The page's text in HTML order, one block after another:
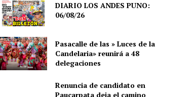
DIARIO LOS ANDES PUNO:
06/08/26
Pasacalle de las » Luces de la
Candelaria» reunirá a 48
delegaciones
Renuncia de candidato en
Paucarpata deja el camino